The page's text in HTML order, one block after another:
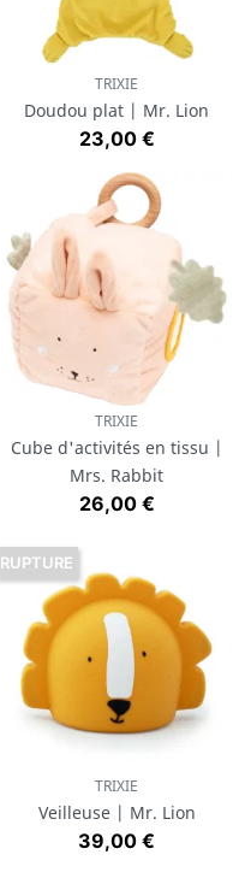
TRIXIE
Doudou plat | Mr. Lion
Prix
23,00 €
TRIXIE
Cube d'activités en tissu |
Mrs. Rabbit
Prix
26,00 €
TRIXIE
Veilleuse | Mr. Lion
Prix
39,00 €
RUPTURE